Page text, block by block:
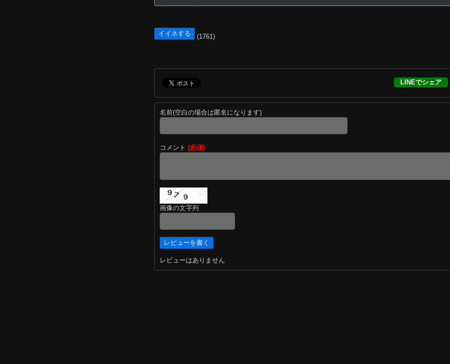
イイネする (1761)
LINEでシェア
名前(空白の場合は匿名になります)
コメント (必須)
画像の文字列
レビューはありません